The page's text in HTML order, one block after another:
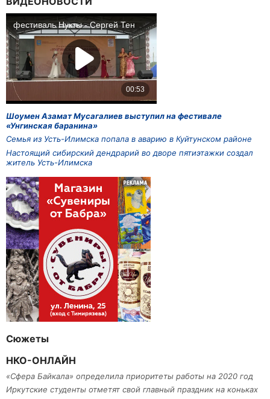
Шоумен Азамат Мусагалиев выступил на фестивале
«Унгинская баранина»
Семья из Усть-Илимска попала в аварию в Куйтунском районе
Настоящий сибирский дендрарий во дворе пятиэтажки создал
житель Усть-Илимска
Сюжеты
НКО-ОНЛАЙН
«Сфера Байкала» определила приоритеты работы на 2020 год
Иркутские студенты отметят свой главный праздник на коньках